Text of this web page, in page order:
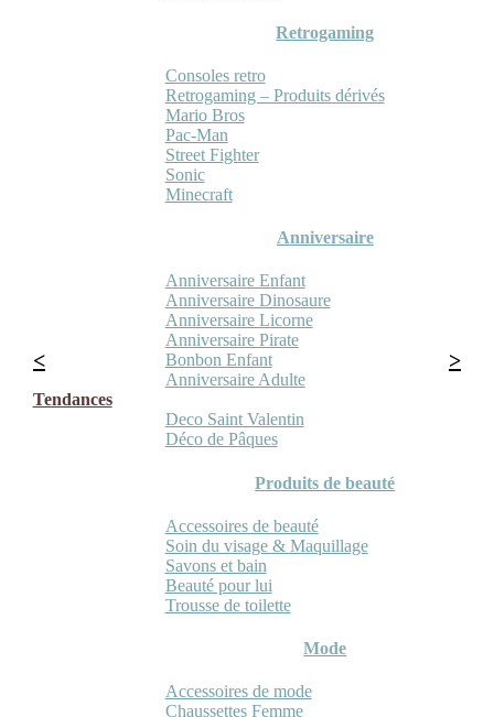
Retrogaming
Consoles retro
Retrogaming – Produits dérivés
Mario Bros
Pac-Man
Street Fighter
Sonic
Minecraft
Anniversaire
Anniversaire Enfant
Anniversaire Dinosaure
Anniversaire Licorne
Anniversaire Pirate
Bonbon Enfant
Anniversaire Adulte
Tendances
Deco Saint Valentin
Déco de Pâques
Produits de beauté
Accessoires de beauté
Soin du visage & Maquillage
Savons et bain
Beauté pour lui
Trousse de toilette
Mode
Accessoires de mode
Chaussettes Femme